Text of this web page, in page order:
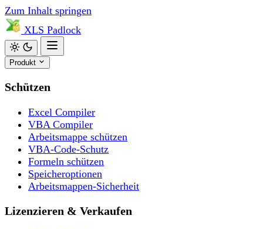
Zum Inhalt springen
XLS Padlock
Produkt
Schützen
Excel Compiler
VBA Compiler
Arbeitsmappe schützen
VBA-Code-Schutz
Formeln schützen
Speicheroptionen
Arbeitsmappen-Sicherheit
Lizenzieren & Verkaufen